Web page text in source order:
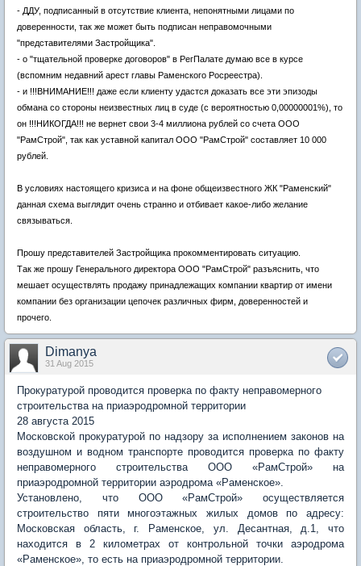
- ДДУ, подписанный в отсутствие клиента, непонятными лицами по
доверенности, так же может быть подписан неправомочными
"представителями Застройщика".
- о "тщательной проверке договоров" в РегПалате думаю все в курсе
(вспомним недавний арест главы Раменского Росреестра).
- и !!!ВНИМАНИЕ!!! даже если клиенту удастся доказать все эти эпизоды
обмана со стороны неизвестных лиц в суде (с вероятностью 0,00000001%), то
он !!!НИКОГДА!!! не вернет свои 3-4 миллиона рублей со счета ООО
"РамСтрой", так как уставной капитал ООО "РамСтрой" составляет 10 000
рублей.
В условиях настоящего кризиса и на фоне общеизвестного ЖК "Раменский"
данная схема выглядит очень странно и отбивает какое-либо желание
связываться.
Прошу представителей Застройщика прокомментировать ситуацию.
Так же прошу Генерального директора ООО "РамСтрой" разъяснить, что
мешает осуществлять продажу принадлежащих компании квартир от имени
компании без организации цепочек различных фирм, доверенностей и
прочего.
Dimanya
31 Aug 2015
Прокуратурой проводится проверка по факту неправомерного
строительства на приаэродромной территории
28 августа 2015
Московской прокуратурой по надзору за исполнением законов на
воздушном и водном транспорте проводится проверка по факту
неправомерного строительства ООО «РамСтрой» на
приаэродромной территории аэродрома «Раменское».
Установлено, что ООО «РамСтрой» осуществляется
строительство пяти многоэтажных жилых домов по адресу:
Московская область, г. Раменское, ул. Десантная, д.1, что
находится в 2 километрах от контрольной точки аэродрома
«Раменское», то есть на приаэродромной территории.